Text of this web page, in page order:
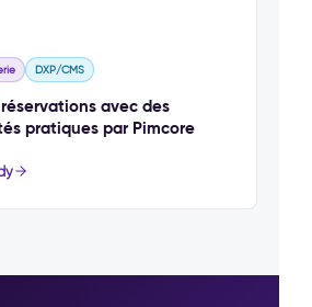
DXP/CMS
avec des
pratiques par Pimcore